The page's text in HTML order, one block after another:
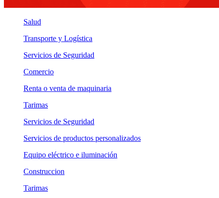
Salud
Transporte y Logística
Servicios de Seguridad
Comercio
Renta o venta de maquinaria
Tarimas
Servicios de Seguridad
Servicios de productos personalizados
Equipo eléctrico e iluminación
Construccion
Tarimas